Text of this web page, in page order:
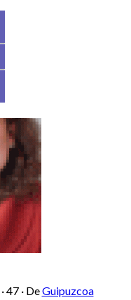
·47 ·DeGuipuzcoa